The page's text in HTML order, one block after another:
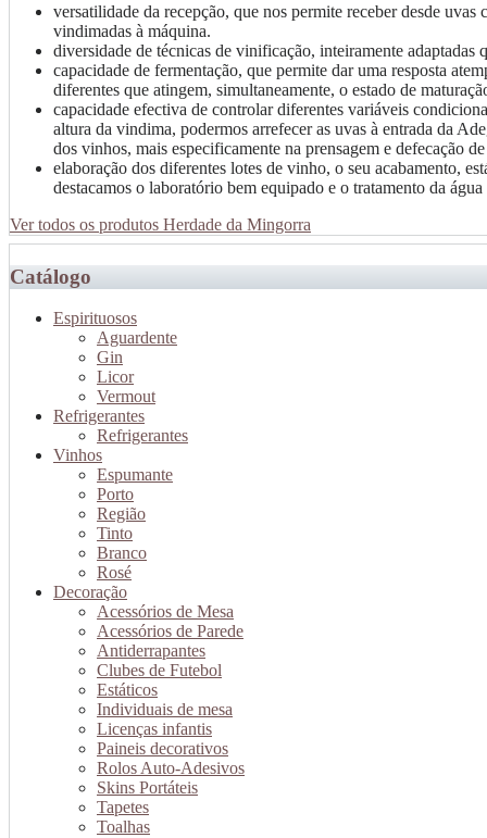
versatilidade da recepção, que nos permite receber desde uvas
vindimadas à máquina.
diversidade de técnicas de vinificação, inteiramente
capacidade de fermentação, que permite dar uma resposta
diferentes que atingem, simultaneamente, o estado de
capacidade efectiva de controlar diferentes variáveis
altura da vindima, podermos arrefecer as uvas à entrada da
dos vinhos, mais especificamente na prensagem e defecação
elaboração dos diferentes lotes de vinho, o seu acabamento,
destacamos o laboratório bem equipado e o tratamento da
Ver todos os produtos Herdade da Mingorra
Catálogo
Espirituosos
Aguardente
Gin
Licor
Vermout
Refrigerantes
Refrigerantes
Vinhos
Espumante
Porto
Região
Tinto
Branco
Rosé
Decoração
Acessórios de Mesa
Acessórios de Parede
Antiderrapantes
Clubes de Futebol
Estáticos
Individuais de mesa
Licenças infantis
Paineis decorativos
Rolos Auto-Adesivos
Skins Portáteis
Tapetes
Toalhas